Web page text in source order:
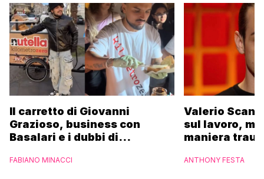
Il carretto di Giovanni
Grazioso, business con
Basalari e i dubbi di
Ferrero”
FABIANO MINACCI
Valerio
sul lavoro,
maniera
ANTHONY FESTA